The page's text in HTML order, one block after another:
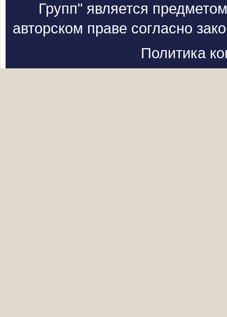
Групп" является
авторском праве согласно
Политика